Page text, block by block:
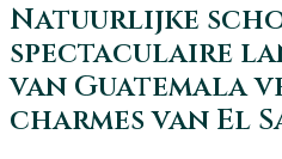
Natuurlijke
spectaculaire
van Guatemala
charmes van El